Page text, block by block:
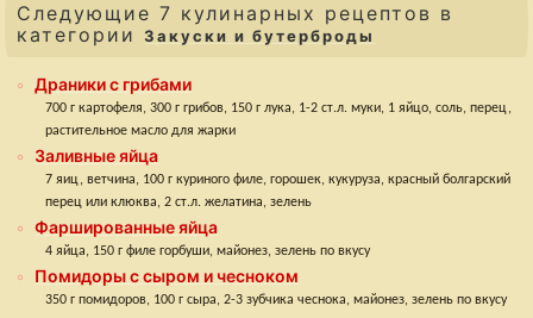
Следующие 7 кулинарных рецептов в
категорииЗакуски и бутерброды
Драники с грибами
700 г картофеля, 300 г грибов, 150 г лука, 1-2 ст.л. муки, 1 яйцо, соль, перец,
растительное масло для жарки
Заливные яйца
7 яиц, ветчина, 100 г куриного филе, горошек, кукуруза, красный болгарский
перец или клюква, 2 ст.л. желатина, зелень
Фаршированные яйца
4 яйца, 150 г филе горбуши, майонез, зелень по вкусу
Помидоры с сыром и чесноком
350 г помидоров, 100 г сыра, 2-3 зубчика чеснока, майонез, зелень по вкусу